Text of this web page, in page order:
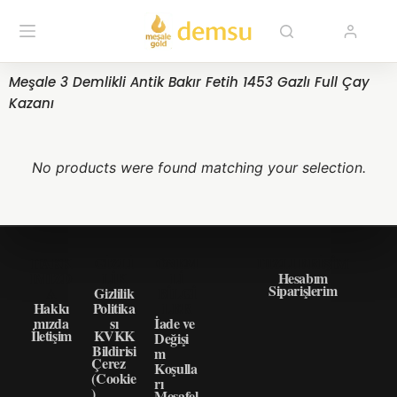
Meşale 3 Demlikli Antik Bakır Fetih 1453 Gazlı Full Çay
Kazanı
No products were found matching your selection.
Hakkı
mızda
İletişim
Gizlilik
Politika
sı
KVKK
Bildirisi
Çerez
(Cookie
İade ve
Değişi
m
Koşulla
rı
Hesabım
Siparişlerim